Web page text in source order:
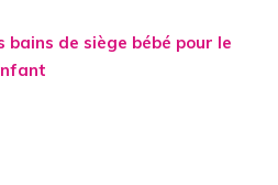
bains de siège bébé pour le